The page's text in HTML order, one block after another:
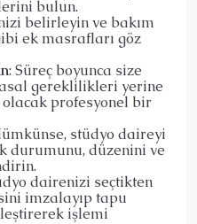
bulun.
belirleyin ve bakım
ek masrafları göz
: Süreç boyunca size
gereklilikleri yerine
profesyonel bir
stüdyo daireyi
durumunu, düzenini ve
dairenizi seçtikten
imzalayıp tapu
işlemi